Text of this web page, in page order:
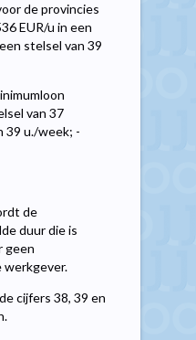
de provincies
EUR/u in een
stelsel van 39
van 37
39 u./week; -
de
duur die is
geen
werkgever.
cijfers 38, 39 en